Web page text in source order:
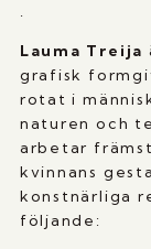
.
Lauma Treija
grafisk
rotat i
naturen och
arbetar
kvinnans
konstnärliga
följande: